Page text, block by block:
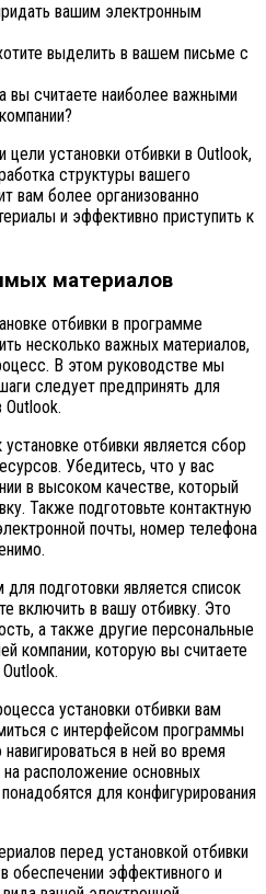
вашим электронным
выделить в вашем письме с
вы считаете наиболее важными
установки отбивки в Outlook,
структуры вашего
вам более организованно
и эффективно приступить к
материалов
отбивки в программе
несколько важных материалов,
В этом руководстве мы
следует предпринять для
Outlook.
отбивки является сбор
Убедитесь, что у вас
в высоком качестве, который
Также подготовьте контактную
почты, номер телефона
подготовки является список
включить в вашу отбивку. Это
а также другие персональные
компании, которую вы считаете
установки отбивки вам
с интерфейсом программы
в ней во время
на расположение основных
для конфигурирования
перед установкой отбивки
обеспечении эффективного и